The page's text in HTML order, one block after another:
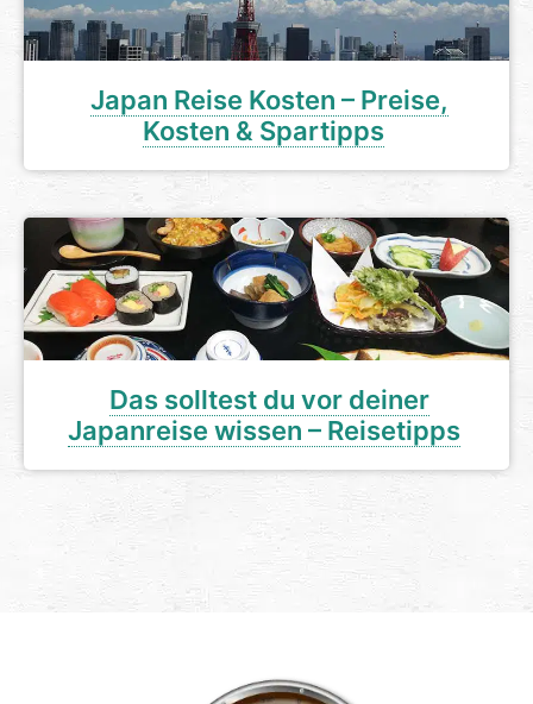
Japan Reise Kosten – Preise,
Kosten & Spartipps
Das solltest du vor deiner
Japanreise wissen – Reisetipps